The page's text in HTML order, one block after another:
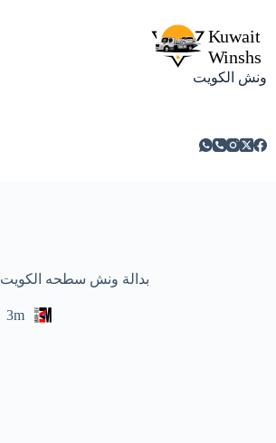
ونش الكويت
بدالة ونش سطحه الكويت 97702828 - نقل وسحب سيارت ومركبات معطلة علي الطريق - جميع مناطق الكويت خدمة 24 ساعة علي مدار الأسبوع
3m